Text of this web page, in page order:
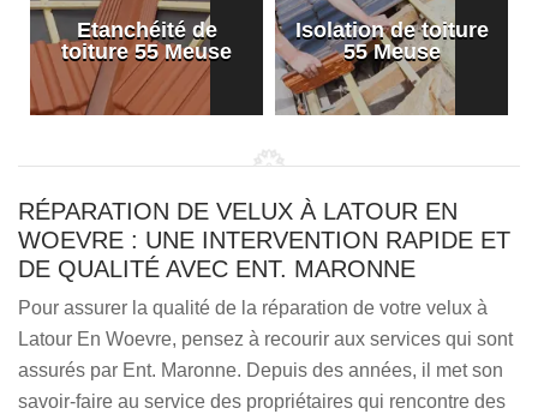
Etanchéité de
toiture 55 Meuse
Isolation de toiture
55 Meuse
RÉPARATION DE VELUX À LATOUR EN
WOEVRE : UNE INTERVENTION RAPIDE ET
DE QUALITÉ AVEC ENT. MARONNE
Pour assurer la qualité de la réparation de votre velux à
Latour En Woevre, pensez à recourir aux services qui sont
assurés par Ent. Maronne. Depuis des années, il met son
savoir-faire au service des propriétaires qui rencontre des